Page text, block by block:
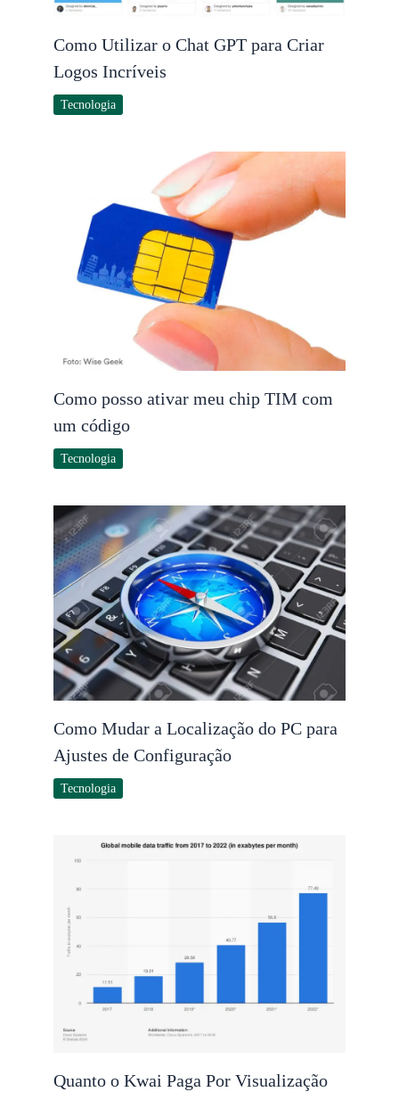
Como Utilizar o Chat GPT para Criar
Logos Incríveis
Tecnologia
Como posso ativar meu chip TIM com
um código
Tecnologia
Como Mudar a Localização do PC para
Ajustes de Configuração
Tecnologia
Quanto o Kwai Paga Por Visualização